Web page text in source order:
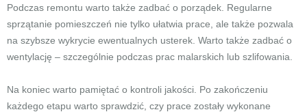
Podczas remontu warto także zadbać o porządek. Regularne
sprzątanie pomieszczeń nie tylko ułatwia prace, ale także pozwala
na szybsze wykrycie ewentualnych usterek. Warto także zadbać o
wentylację – szczególnie podczas prac malarskich lub szlifowania.
Na koniec warto pamiętać o kontroli jakości. Po zakończeniu
każdego etapu warto sprawdzić, czy prace zostały wykonane